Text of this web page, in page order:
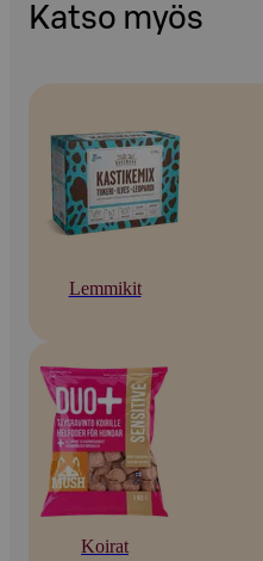
Katso myös
Lemmikit
Koirat